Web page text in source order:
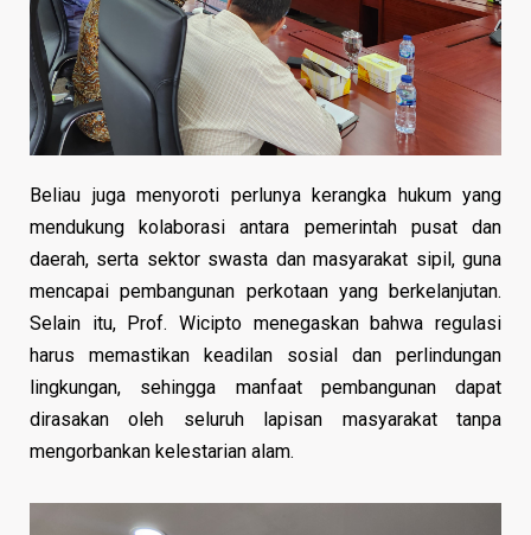
Beliau juga menyoroti perlunya kerangka hukum yang
mendukung kolaborasi antara pemerintah pusat dan
daerah, serta sektor swasta dan masyarakat sipil, guna
mencapai pembangunan perkotaan yang berkelanjutan.
Selain itu, Prof. Wicipto menegaskan bahwa regulasi
harus memastikan keadilan sosial dan perlindungan
lingkungan, sehingga manfaat pembangunan dapat
dirasakan oleh seluruh lapisan masyarakat tanpa
mengorbankan kelestarian alam.